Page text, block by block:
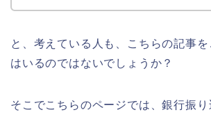
と、考えている人も、こちらの記事
はいるのではないでしょうか？
そこでこちらのページでは、銀行振